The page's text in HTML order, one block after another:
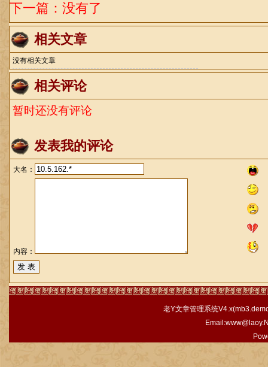
下一篇：没有了
相关文章
没有相关文章
相关评论
暂时还没有评论
发表我的评论
大名：
内容：
老Y文章管理系统V4.x(